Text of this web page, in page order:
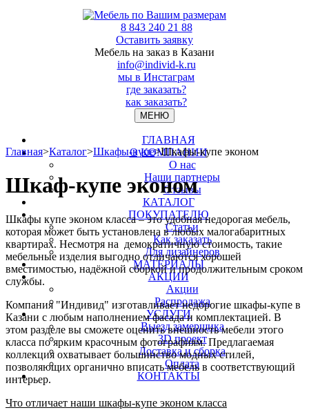
8 843 240 21 88
Оставить заявку
Мебель на заказ в Казани
info@individ-k.ru
мы в Инстаграм
где заказать?
как заказать?
МЕНЮ
ГЛАВНАЯ
О КОМПАНИИ
О нас
Наши партнеры
Отзывы
КАТАЛОГ
ПОКУПАТЕЛЮ
Статьи
Как заказать
Для дизайнеров
МАТЕРИАЛЫ
АКЦИИ
Акции
Распродажа
УСЛУГИ
Выезд замерщика
3D проект
Доставка и сборка
Оплата
КОНТАКТЫ
Главная>Каталог>Шкафы-купе>Шкафы-купе эконом
Шкаф-купе эконом
Шкафы купе эконом класса – это удобная недорогая мебель,
которая может быть установлена в любых малогабаритных
квартирах. Несмотря на демократичную стоимость, такие
мебельные изделия выгодно отличаются хорошей
вместимостью, надёжной сборкой и продолжительным сроком
службы.
Компания "Индивид" изготавливает недорогие шкафы-купе в
Казани с любым наполнением фасада и комплектацией. В
этом разделе вы сможете оценить внешность мебели этого
класса по ярким красочным фотографиям. Предлагаемая
коллекция охватывает большинство модных стилей,
позволяющих органично вписать мебель в соответствующий
интерьер.
Что отличает наши шкафы-купе эконом класса